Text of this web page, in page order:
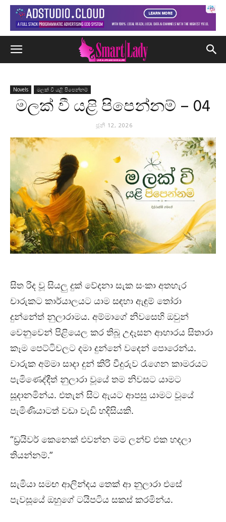
Novels මලක් වී යළි පිපෙන්නම්
මලක් වී යළි පිපෙන්නම් – 04
ජූනි 12, 2026
සිත රිද වූ සියලු දුක් වේදනා සැක සංකා අතහැර
චාරුකට කාර්යාලයට යාම සඳහා ඇඳුම් තෝරා
දුන්නේත් නුලාරාමය. අම්මාගේ නිවසෙහි ඔවුන්
වෙනුවෙන් පිළියෙල කර තිබූ උදෑසන ආහාරය සිතාරා
කෑම පෙට්ටිවලට දමා දුන්නේ වදෙන් පොරෙන්ය.
චාරුක අම්මා සාදා දුන් කිරි වීදුරුව රැගෙන කාමරයට
පැමිණෙද්දීත් නුලාරා වූයේ තම නිවසට යාමට
සූදානමින්ය. එතැන් සිට ඇයට ආපසු යාමට වූයේ
පැමිණියාටත් වඩා වැඩි හදිසියකි.
“ඩ්‍රයිවර් කෙනෙක් එවන්න මම ලන්ච් එක හදලා
තියන්නම්.”
සැමියා සමඟ ආලින්දය තෙක් ආ නුලාරා එසේ
පැවසූයේ ඔහුගේ ටයිපටිය සකස් කරමින්ය.